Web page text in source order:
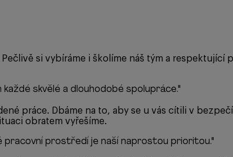
si vybíráme i školíme náš tým a
skvělé a dlouhodobé spolupráce."
práce. Dbáme na to, aby se u vás cítili v
obratem vyřešíme.
pracovní prostředí je naší naprostou prioritou."